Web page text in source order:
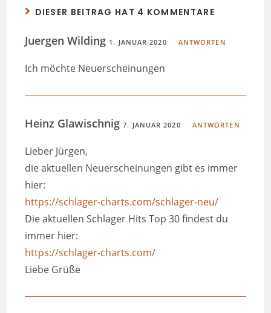
DIESER BEITRAG HAT 4 KOMMENTARE
Juergen Wilding 1. JANUAR 2020 ANTWORTEN
Ich möchte Neuerscheinungen
Heinz Glawischnig7. JANUAR 2020 ANTWORTEN
Lieber Jürgen,
die aktuellen Neuerscheinungen gibt es immer
hier:
https://schlager-charts.com/schlager-neu/
Die aktuellen Schlager Hits Top 30 findest du
immer hier:
https://schlager-charts.com/
Liebe Grüße